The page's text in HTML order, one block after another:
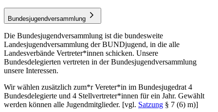
Bundesjugendversammlung
Die Bundesjugendversammlung ist die bundesweite
Landesjugendversammlung der BUNDjugend, in die alle
Landesverbände Vertreter*innen schicken. Unsere
Bundesdelegierten vertreten in der Bundesjugendversammlung
unsere Interessen.
Wir wählen zusätzlich zum*r Vereter*in im Bundesjugedrat 4
Bundesdelegierte und 4 Stellvertreter*innen für ein Jahr. Gewählt
werden können alle Jugendmitglieder. [vgl. Satzung § 7 (6) m)]